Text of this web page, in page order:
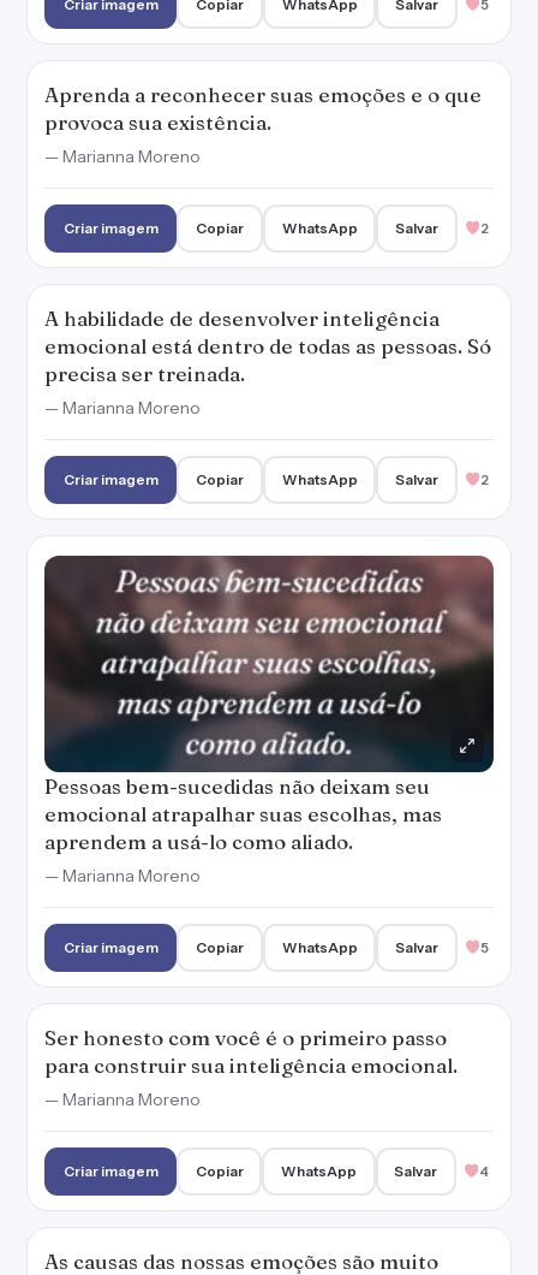
Criar imagem Copiar WhatsApp Salvar 5
Aprenda a reconhecer suas emoções e o que
provoca sua existência.
— Marianna Moreno
Criar imagem Copiar WhatsApp Salvar 2
A habilidade de desenvolver inteligência
emocional está dentro de todas as pessoas. Só
precisa ser treinada.
— Marianna Moreno
Criar imagem Copiar WhatsApp Salvar 2
Pessoas bem-sucedidas não deixam seu
emocional atrapalhar suas escolhas, mas
aprendem a usá-lo como aliado.
— Marianna Moreno
Criar imagem Copiar WhatsApp Salvar 5
Ser honesto com você é o primeiro passo
para construir sua inteligência emocional.
— Marianna Moreno
Criar imagem Copiar WhatsApp Salvar 4
As causas das nossas emoções são muito